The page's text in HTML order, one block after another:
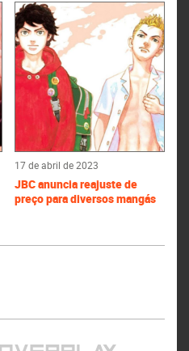
17 de abril de 2023
JBC anuncia reajuste de
preço para diversos mangás